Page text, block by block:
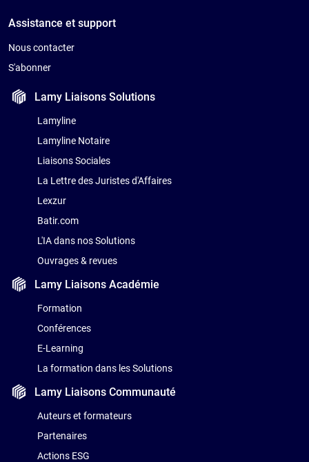
Assistance et support
Nous contacter
S'abonner
Lamy LiaisonsSolutions
Lamyline
Lamyline Notaire
Liaisons Sociales
La Lettre des Juristes d'Affaires
Lexzur
Batir.com
L'IA dans nos Solutions
Ouvrages & revues
Lamy LiaisonsAcadémie
Formation
Conférences
E-Learning
La formation dans les Solutions
Lamy LiaisonsCommunauté
Auteurs et formateurs
Partenaires
Actions ESG